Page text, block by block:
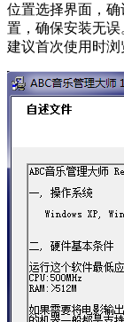
位置选择界面，
置，确保安装无误
建议首次使用时浏